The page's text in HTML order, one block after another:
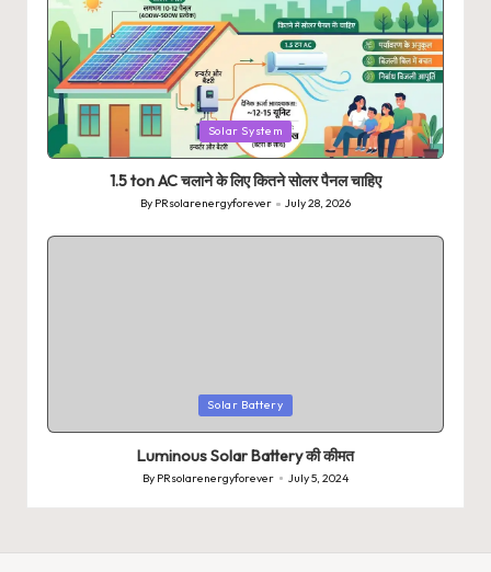
Posted
in
Solar System
1.5 ton AC चलाने के लिए कितने सोलर पैनल चाहिए
Posted
By PRsolarenergyforever July 28, 2026
Solar Battery
Luminous Solar Battery की कीमत
Posted
by
By PRsolarenergyforever July 5, 2024